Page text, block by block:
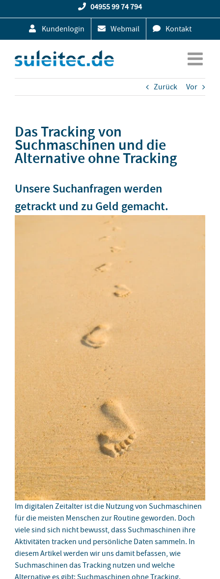
Inhalt
04955 99 74 794
Kundenlogin Webmail Kontakt
Zurück Vor
Das Tracking von
Suchmaschinen und die
Alternative ohne Tracking
Unsere Suchanfragen werden
getrackt und zu Geld gemacht.
Im digitalen Zeitalter ist die Nutzung von Suchmaschinen
für die meisten Menschen zur Routine geworden. Doch
viele sind sich nicht bewusst, dass Suchmaschinen ihre
Aktivitäten tracken und persönliche Daten sammeln. In
diesem Artikel werden wir uns damit befassen, wie
Suchmaschinen das Tracking nutzen und welche
Alternative es gibt: Suchmaschinen ohne Tracking.